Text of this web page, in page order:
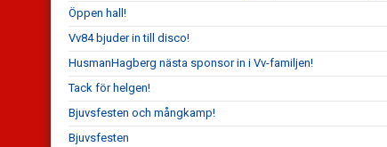
Öppen hall!
Vv84 bjuder in till disco!
HusmanHagberg nästa sponsor in i Vv-familjen!
Tack för helgen!
Bjuvsfesten och mångkamp!
Bjuvsfesten